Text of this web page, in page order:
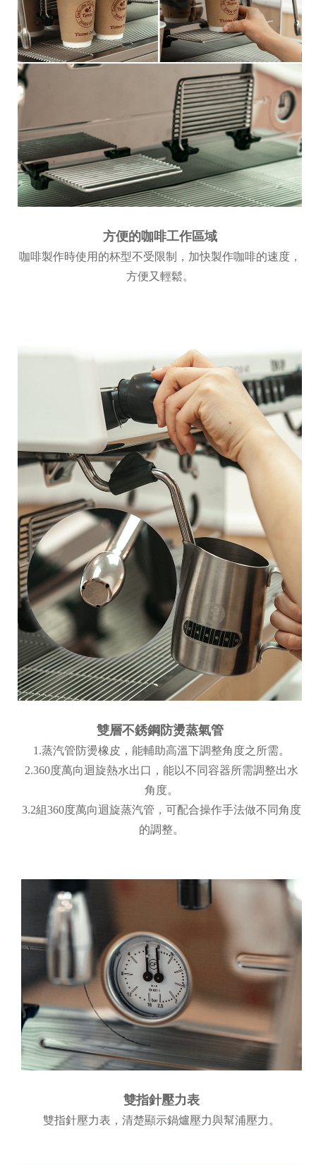
方便的咖啡工作區域
咖啡製作時使用的杯型不受限制，加快製作咖啡的速度，
方便又輕鬆。
雙層不銹鋼防燙蒸氣管
1.蒸汽管防燙橡皮，能輔助高溫下調整角度之所需。
2.360度萬向迴旋熱水出口，能以不同容器所需調整出水
角度。
3.2組360度萬向迴旋蒸汽管，可配合操作手法做不同角度
的調整。
雙指針壓力表
雙指針壓力表，清楚顯示鍋爐壓力與幫浦壓力。